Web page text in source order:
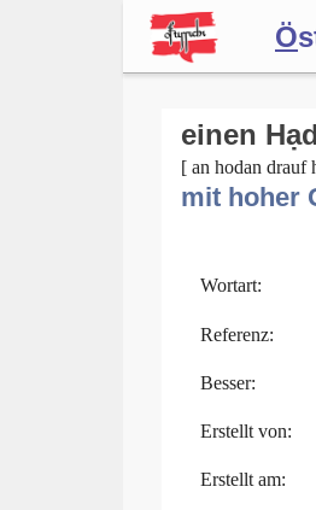
Ö
Forum
Blog
einen
[ an hodan drauf
mit hoher
Wortart:
Referenz:
Besser:
Erstellt von:
Erstellt am: